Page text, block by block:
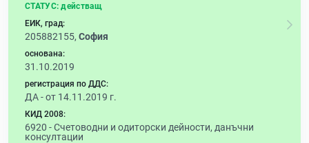
СТАТУС: действащ
ЕИК, град:
205882155, София
основана:
31.10.2019
регистрация по ДДС:
ДА - от 14.11.2019 г.
КИД 2008:
6920 -Счетоводни и одиторски дейности, данъчни
консултации